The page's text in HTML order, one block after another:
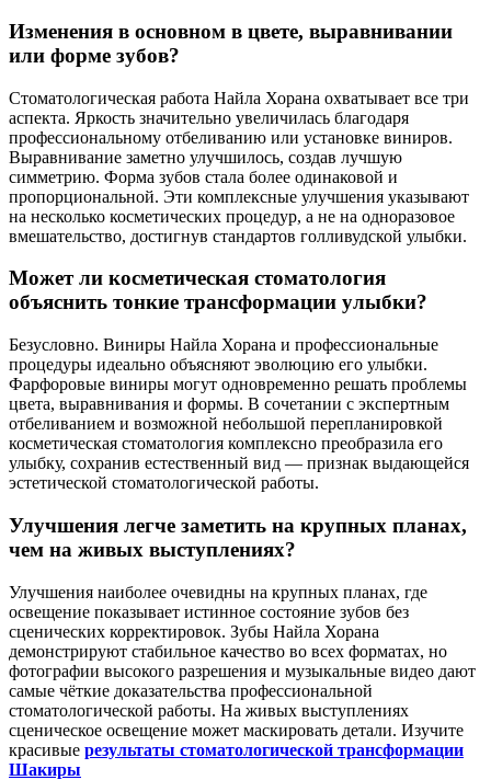
Изменения в основном в цвете, выравнивании
или форме зубов?
Стоматологическая работа Найла Хорана охватывает все три
аспекта. Яркость значительно увеличилась благодаря
профессиональному отбеливанию или установке виниров.
Выравнивание заметно улучшилось, создав лучшую
симметрию. Форма зубов стала более одинаковой и
пропорциональной. Эти комплексные улучшения указывают
на несколько косметических процедур, а не на одноразовое
вмешательство, достигнув стандартов голливудской улыбки.
Может ли косметическая стоматология
объяснить тонкие трансформации улыбки?
Безусловно. Виниры Найла Хорана и профессиональные
процедуры идеально объясняют эволюцию его улыбки.
Фарфоровые виниры могут одновременно решать проблемы
цвета, выравнивания и формы. В сочетании с экспертным
отбеливанием и возможной небольшой перепланировкой
косметическая стоматология комплексно преобразила его
улыбку, сохранив естественный вид — признак выдающейся
эстетической стоматологической работы.
Улучшения легче заметить на крупных планах,
чем на живых выступлениях?
Улучшения наиболее очевидны на крупных планах, где
освещение показывает истинное состояние зубов без
сценических корректировок. Зубы Найла Хорана
демонстрируют стабильное качество во всех форматах, но
фотографии высокого разрешения и музыкальные видео дают
самые чёткие доказательства профессиональной
стоматологической работы. На живых выступлениях
сценическое освещение может маскировать детали. Изучите
красивые результаты стоматологической трансформации
Шакиры